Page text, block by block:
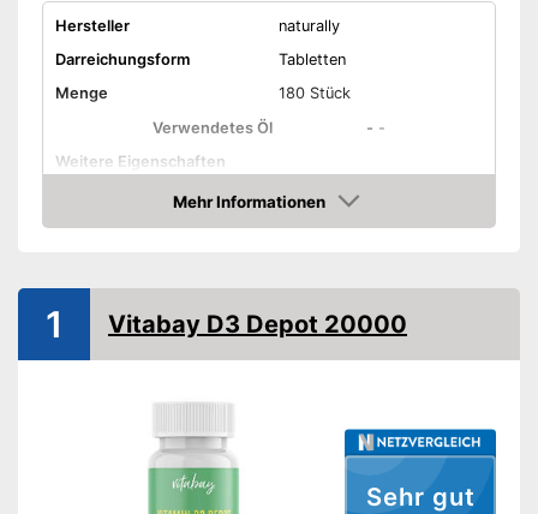
Hersteller
naturally
Darreichungsform
Tabletten
Menge
180 Stück
Verwendetes Öl
- -
Weitere Eigenschaften
Vegetarisch
Vegan
In dem Produkt sind keine
Mehr Informationen
Amazon
Sehr gut
1 Vitabay D3 Depot 20000